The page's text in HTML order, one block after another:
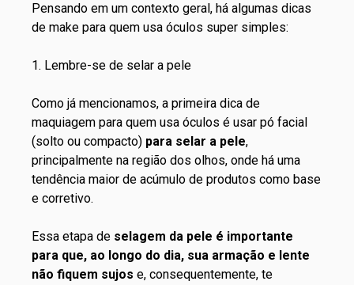
Pensando em um contexto geral, há algumas dicas
de make para quem usa óculos super simples:
1. Lembre-se de selar a pele
Como já mencionamos, a primeira dica de
maquiagem para quem usa óculos é usar pó facial
(solto ou compacto) para selar a pele,
principalmente na região dos olhos, onde há uma
tendência maior de acúmulo de produtos como base
e corretivo.
Essa etapa de selagem da pele é importante
para que, ao longo do dia, sua armação e lente
não fiquem sujos e, consequentemente, te